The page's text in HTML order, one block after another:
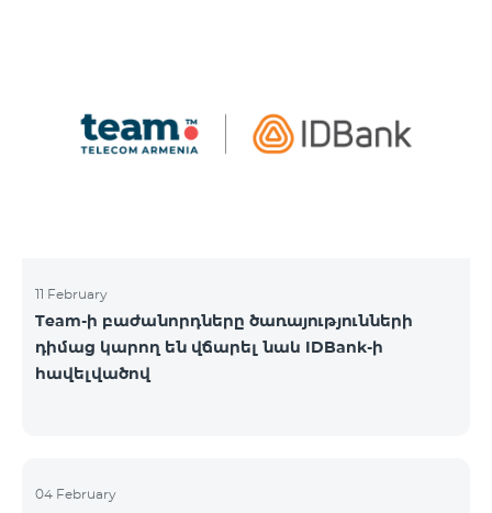
11 February
Team-ի բաժանորդները ծառայությունների
դիմաց կարող են վճարել նաև IDBank-ի
հավելվածով
04 February